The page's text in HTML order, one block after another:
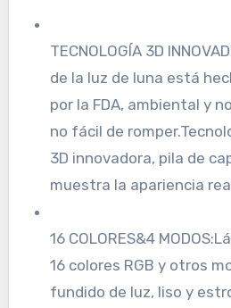
TECNOLOGÍA 3D
de la luz de luna está
por la FDA, ambiental y
no fácil de
3D innovadora, pila de
muestra la apariencia
16 COLORES&4
16 colores RGB y otros
fundido de luz, liso y